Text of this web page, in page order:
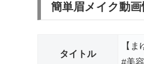
簡単眉メイク動画
タイトル
【
#美容